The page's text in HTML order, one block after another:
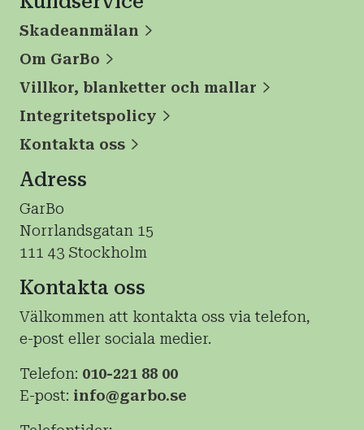
Skadeanmälan
Om GarBo
Villkor, blanketter och mallar
Integritetspolicy
Kontakta oss
Adress
GarBo
Norrlandsgatan 15
111 43 Stockholm
Kontakta oss
Välkommen att kontakta oss via telefon,
e-post eller sociala medier.
Telefon: 010-221 88 00
E-post: info@garbo.se